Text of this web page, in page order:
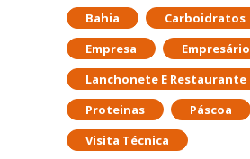
Bahia
Carboidratos
Empresa
Empresário
Lanchonete E Restaurante
Proteinas
Páscoa
Visita Técnica